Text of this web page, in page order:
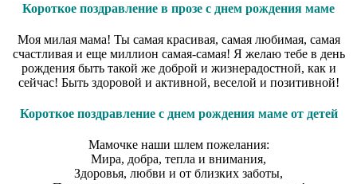
Короткое поздравление в прозе с днем рождения маме
Моя милая мама! Ты самая красивая, самая любимая, самая
счастливая и еще миллион самая-самая! Я желаю тебе в день
рождения быть такой же доброй и жизнерадостной, как и
сейчас! Быть здоровой и активной, веселой и позитивной!
Короткое поздравление с днем рождения маме от детей
Мамочке наши шлем пожелания:
Мира, добра, тепла и внимания,
Здоровья, любви и от близких заботы,